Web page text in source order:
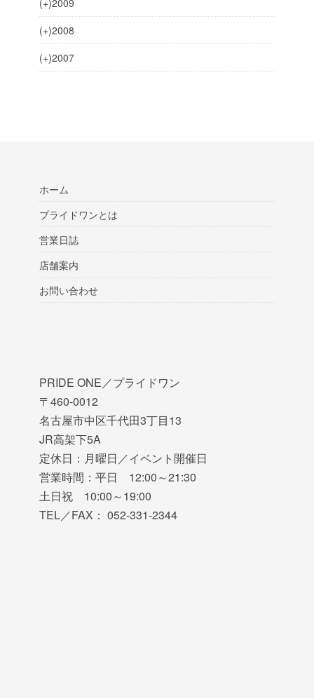
(+)2009
(+)2008
(+)2007
ホーム
プライドワンとは
営業日誌
店舗案内
お問い合わせ
PRIDE ONE／プライドワン
〒460-0012
名古屋市中区千代田3丁目13
JR高架下5A
定休日：月曜日／イベント開催日
営業時間：平日 12:00～21:30
土日祝 10:00～19:00
TEL／FAX： 052-331-2344